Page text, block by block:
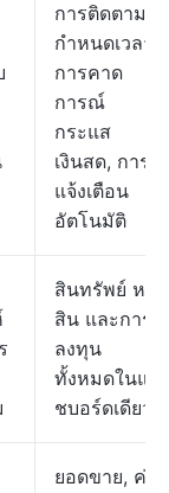
การติดตาม
กำหนดเวลา,
การคาด
การณ์
กระแส
เงินสด, การ
แจ้งเตือน
อัตโนมัติ
สินทรัพย์ หนี้
สิน และการ
ลงทุน
ทั้งหมดในแด
ชบอร์ดเดียว
ยอดขาย, ค่า